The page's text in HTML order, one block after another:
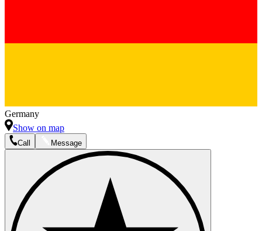
Germany
Show on map
Call Message